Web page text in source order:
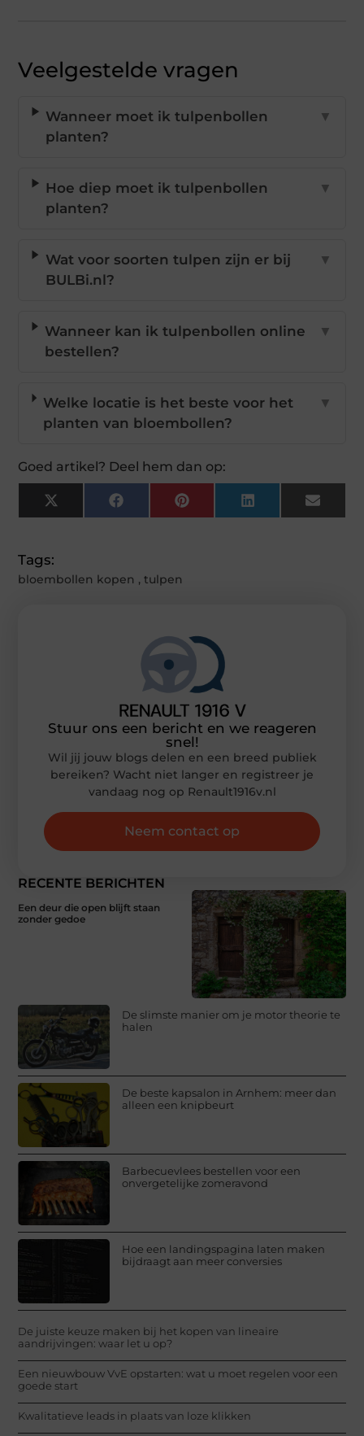
Veelgestelde vragen
Wanneer moet ik tulpenbollen
planten?
▼
Hoe diep moet ik tulpenbollen
planten?
▼
Wat voor soorten tulpen zijn er bij
BULBi.nl?
▼
Wanneer kan ik tulpenbollen online
bestellen?
▼
Welke locatie is het beste voor het
planten van bloembollen?
▼
Goed artikel? Deel hem dan op:
X
(Twitter)
FacebookPinterestLinkedInEmail
Tags:
bloembollen kopen ,tulpen
RECENTE BERICHTEN
Een deur die open blijft staan
zonder gedoe
De slimste manier om je motor theorie te
halen
De beste kapsalon in Arnhem: meer dan
alleen een knipbeurt
Barbecuevlees bestellen voor een
onvergetelijke zomeravond
Hoe een landingspagina laten maken
bijdraagt aan meer conversies
De juiste keuze maken bij het kopen van lineaire
aandrijvingen: waar let u op?
Een nieuwbouw VvE opstarten: wat u moet regelen voor een
goede start
Kwalitatieve leads in plaats van loze klikken
Stuur ons een bericht en we reageren
snel!
Wil jij jouw blogs delen en een breed publiek
bereiken? Wacht niet langer en registreer je
vandaag nog op Renault1916v.nl
Neem contact op